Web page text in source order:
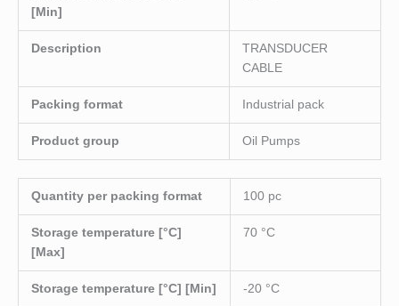
[Min]
Description
TRANSDUCER
CABLE
Packing format Industrial pack
Product group Oil Pumps
Quantity per packing format 100 pc
Storage temperature [°C]
[Max]
70 °C
Storage temperature [°C] [Min] -20 °C